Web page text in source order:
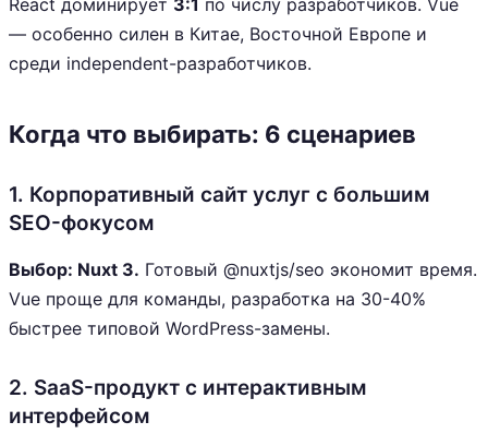
React доминирует 3:1 по числу разработчиков. Vue
— особенно силен в Китае, Восточной Европе и
среди independent-разработчиков.
Когда что выбирать: 6 сценариев
1. Корпоративный сайт услуг с большим
SEO-фокусом
Выбор: Nuxt 3. Готовый @nuxtjs/seo экономит время.
Vue проще для команды, разработка на 30-40%
быстрее типовой WordPress-замены.
2. SaaS-продукт с интерактивным
интерфейсом